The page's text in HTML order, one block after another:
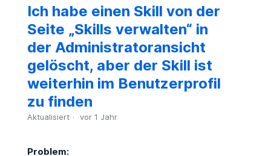
Ich habe einen Skill von der
Seite „Skills verwalten“ in
der Administratoransicht
gelöscht, aber der Skill ist
weiterhin im Benutzerprofil
zu finden
Aktualisiert vor 1 Jahr
Problem: